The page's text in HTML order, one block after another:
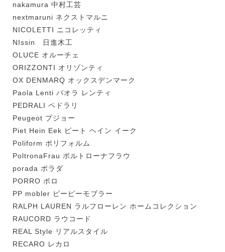
nakamura 中村工芸
nextmaruni ネクストマルニ
NICOLETTI ニコレッティ
NIssin 日進木工
OLUCE オルーチェ
ORIZZONTI オリゾンティ
OX DENMARQ オックスデンマーク
Paola Lenti パオラ レンティ
PEDRALI ペドラリ
Peugeot プジョー
Piet Hein Eek ピート ヘイン イーク
Poliform ポリフォルム
PoltronaFrau ポルトローナフラウ
porada ポラダ
PORRO ポロ
PP mobler ピーピーモブラー
RALPH LAUREN ラルフローレン ホームコレクション
RAUCORD ラウコード
REAL Style リアルスタイル
RECARO レカロ